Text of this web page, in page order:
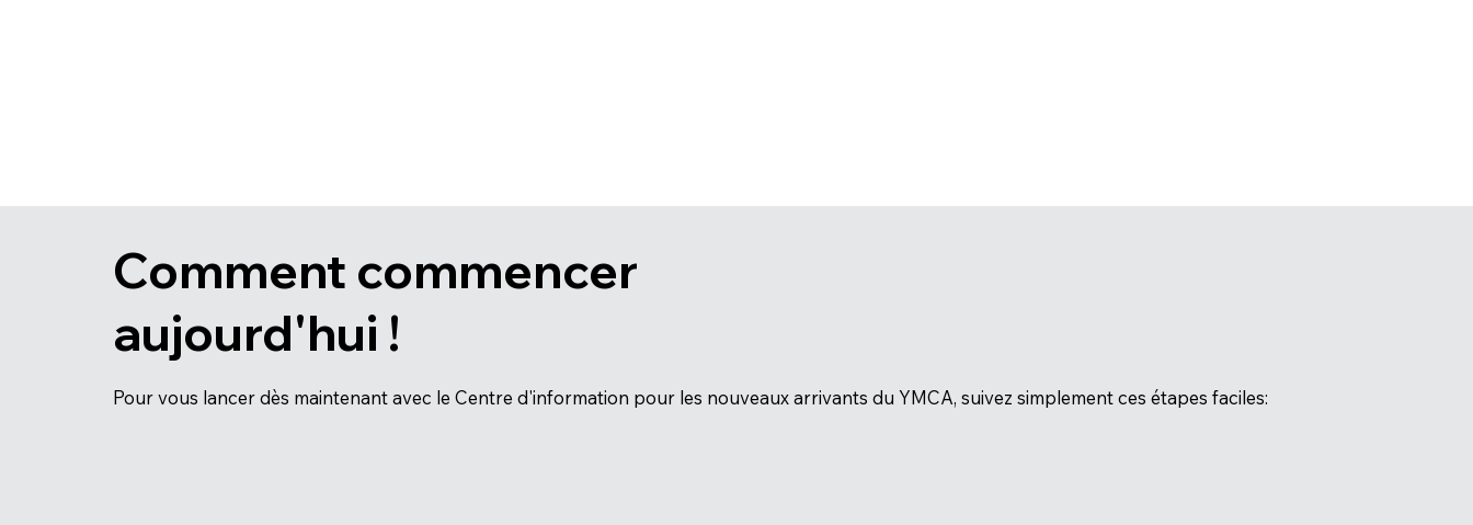
Comment commencer
aujourd'hui !
Pour vous lancer dès maintenant avec le Centre d'information pour les nouveaux arrivants du YMCA, suivez simplement ces étapes faciles: